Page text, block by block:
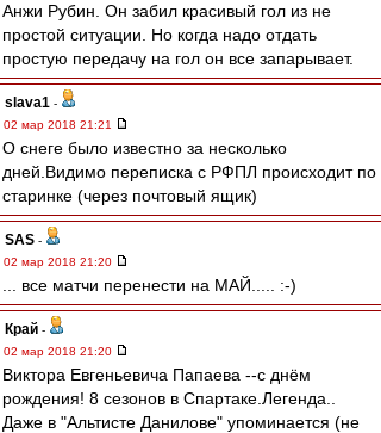
Анжи Рубин. Он забил красивый гол из не
простой ситуации. Но когда надо отдать
простую передачу на гол он все запарывает.
slava1 -
02 мар 2018 21:21
О снеге было известно за несколько
дней.Видимо переписка с РФПЛ происходит по
старинке (через почтовый ящик)
SAS -
02 мар 2018 21:20
... все матчи перенести на МАЙ..... :-)
Край -
02 мар 2018 21:20
Виктора Евгеньевича Папаева --с днём
рождения! 8 сезонов в Спартаке.Легенда..
Даже в "Альтисте Данилове" упоминается (не